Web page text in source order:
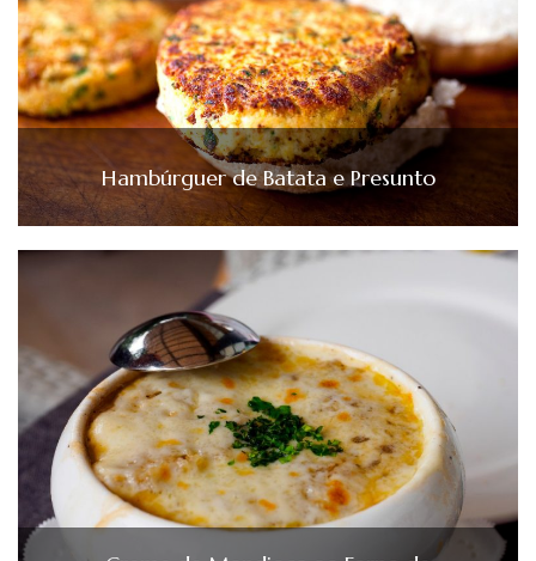
Hambúrguer de Batata e Presunto